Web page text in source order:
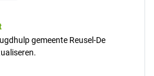
gemeente Reusel-De